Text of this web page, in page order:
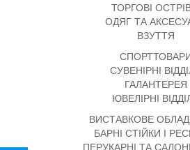
ТОРГОВІ
ОДЯГ ТА
ВЗУТТЯ
СУВЕНІРНІ
ГАЛАНТЕРЕЯ
ЮВЕЛІРНІ
ВИСТАВКОВЕ
БАРНІ СТІЙКИ І
ПЕРУКАРНІ ТА